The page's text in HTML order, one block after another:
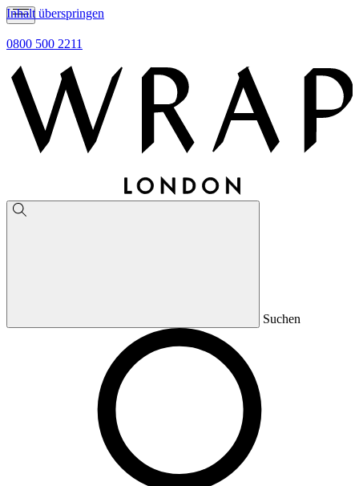
Inhalt überspringen
0800 500 2211
Suchen